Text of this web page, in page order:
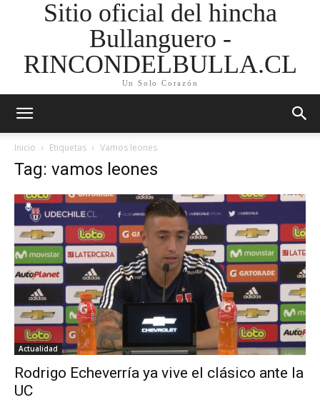
Sitio oficial del hincha
Bullanguero -
RINCONDELBULLA.CL
Un Solo Corazón
Inicio Etiquetas Vamos leones
Tag: vamos leones
Actualidad
Rodrigo Echeverría ya vive el clásico ante la
UC